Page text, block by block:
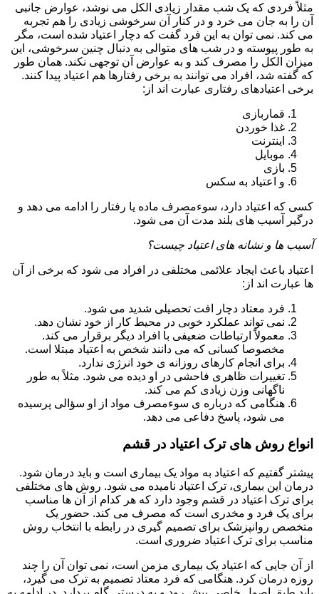
مثلاً فردی که یک شب مقدار زیادی الکل می نوشد، عوارض جانبی
آن را به جان می خرد و در کنار آن سرخوشی زیادی را هم تجربه
می کند. نمی توان به این فرد گفت که دچار اعتیاد شده است، مگر
به طور پیوسته و در شب های متوالی به دنبال چنین سرخوشی، این
میزان الکل را مصرف کند و به عوارض آن توجهی نکند. همان طور
که گفته شد، افراد می توانند به برخی رفتارها هم اعتیاد پیدا کنند.
برخی اعتیادهای رفتاری عبارت اند از:
قماربازی
غذا خوردن
اینترنت
موبایل
بازی
و اعتیاد به سکس
کسی که اعتیاد دارد، سوءمصرف ماده یا رفتار را ادامه می دهد و
درگیر آسیب های بلند مدت آن می شود.
آسیب ها و نشانه های اعتیاد چیست؟
اعتیاد باعث ایجاد علائمی مختلفی در افراد می شود که برخی از آن
ها عبارت اند از:
فرد معتاد دچار افت تحصیلی شدید می شود.
نمی تواند عملکرد خوبی در محیط کار از خود نشان دهد.
معمولاً ارتباطات ضعیفی با افراد دیگر برقرار می کند.
مخصوصا کسانی که می دانند شخص به اعتیاد مبتلا است.
برای انجام کارهای روزانه ی خود انرژی ندارد.
تغییرات ظاهری فاحشی در او دیده می شود. مثلاً به طور
ناگهانی وزن زیادی کم می کند.
هنگامی که درباره ی سوءمصرف مواد از او سؤالی پرسیده
می شود، پاسخ دفاعی می دهد.
انواع روش های ترک اعتیاد در قشم
پیشتر گفتیم که اعتیاد به مواد یک بیماری است و باید درمان شود.
درمان این بیماری، ترک اعتیاد نامیده می شود. روش های مختلفی
برای ترک اعتیاد در قشم وجود دارد که هر کدام از آن ها مناسب
برای یک فرد و مخدری است که مصرف می کند. حضور یک
متخصص روانپزشک برای تصمیم گیری در رابطه با انتخاب روش
مناسب برای ترک اعتیاد ضروری است.
از آن جایی که اعتیاد یک بیماری مزمن است، نمی توان آن را چند
روزه درمان کرد. هنگامی که فرد معتاد تصمیم به ترک می گیرد،